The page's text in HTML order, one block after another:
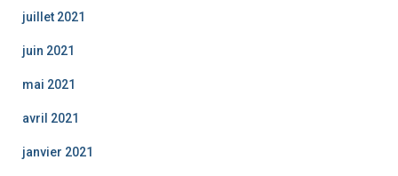
juillet 2021
juin 2021
mai 2021
avril 2021
janvier 2021